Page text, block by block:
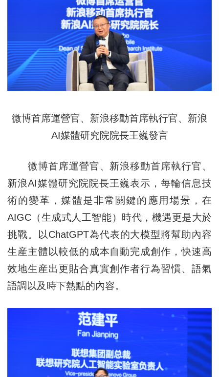
微博首席運營官、新浪移動首席執行官、新浪
AI媒體研究院院長王巍發言
微博首席運營官、新浪移動首席執行官、
新浪AI媒體研究院院長王巍表示，每輪信息技
術的變革，媒體是非常關鍵的應用場景，在
AIGC（生成式人工智能）時代，機遇更是大於
挑戰。以ChatGPT為代表的大模型將幫助內容
生産主體以較低的成本自動完成創作，快速高
效地生産出更貼合真實創作者行為習慣、語氣
語調以及時下熱點的內容。